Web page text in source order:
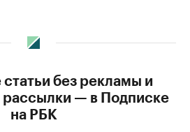
статьи без рекламы и
— в Подписке
на РБК